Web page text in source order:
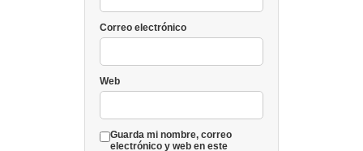
Correo electrónico
Web
Guarda mi nombre, correo
electrónico y web en este